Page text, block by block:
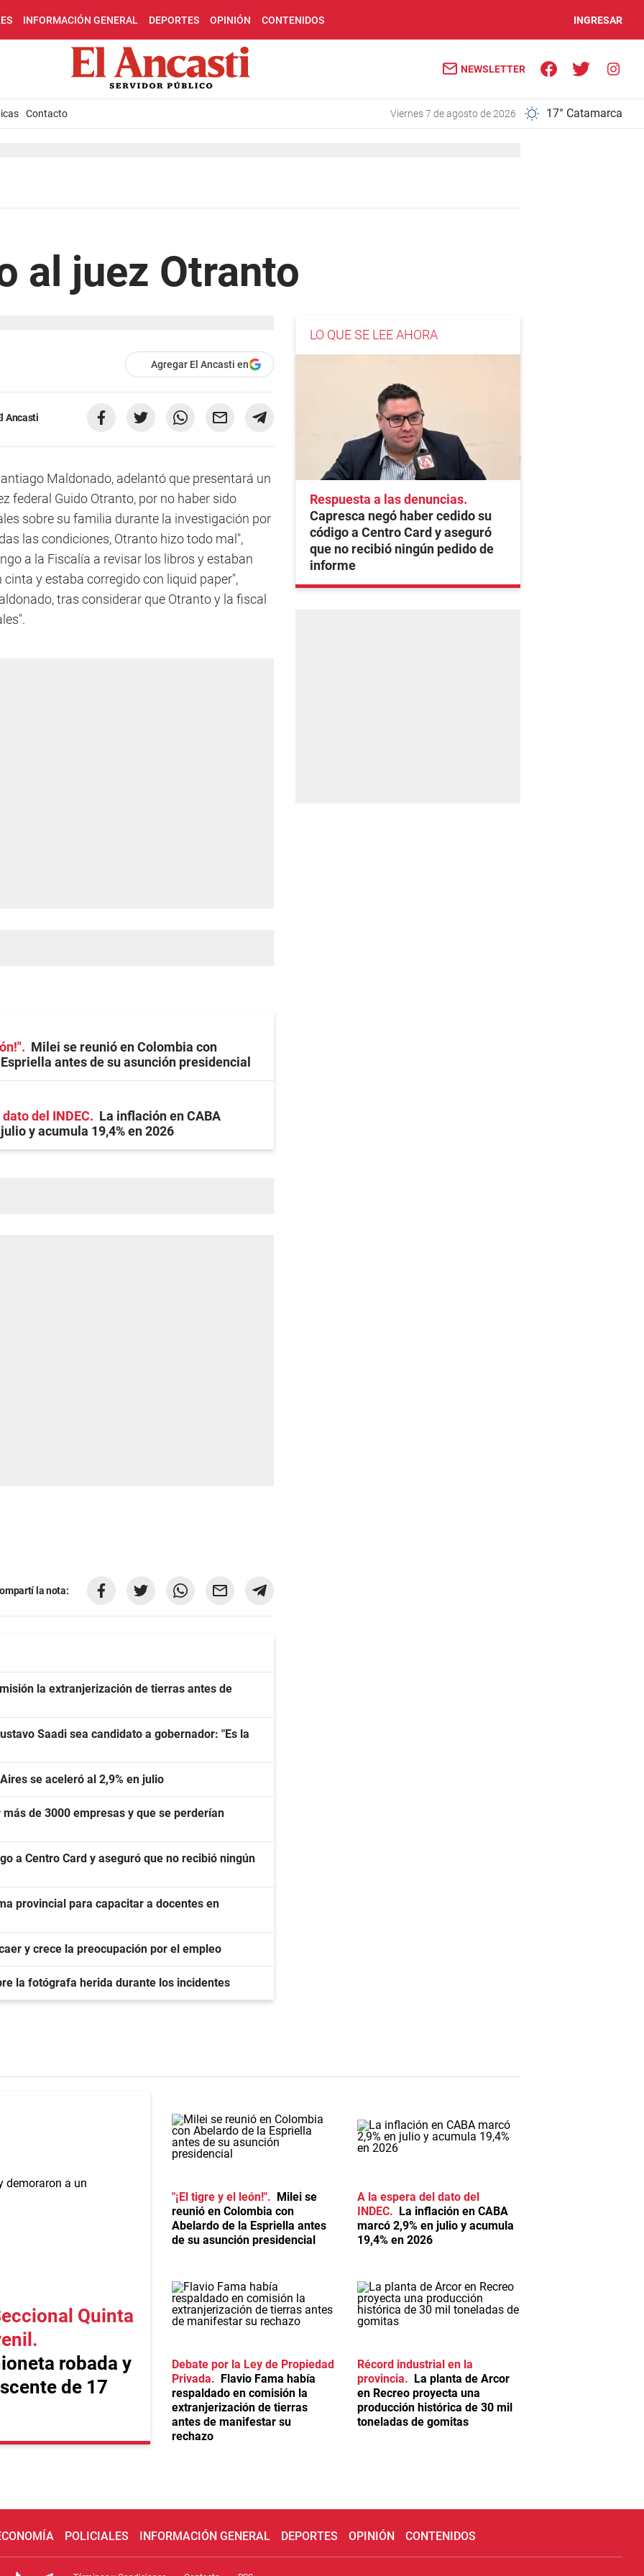
INFORMACIÓN GENERAL DEPORTES OPINIÓN CONTENIDOS INGRESAR
NEWSLETTER
Contacto viernes 7 de agosto de 2026 17° Catamarca
al juez Otranto
Agregar El Ancasti en
Ancasti
Maldonado, adelantó que presentará un
federal Guido Otranto, por no haber sido
sobre su familia durante la investigación por
las condiciones, Otranto hizo todo mal",
a la Fiscalía a revisar los libros y estaban
y estaba corregido con liquid paper",
tras considerar que Otranto y la fiscal
Milei se reunió en Colombia con
antes de su asunción presidencial
del INDEC
La inflación en CABA
y acumula 19,4% en 2026
la nota:
la extranjerización de tierras antes de
Saadi sea candidato a gobernador: "Es la
se aceleró al 2,9% en julio
de 3000 empresas y que se perderían
a Centro Card y aseguró que no recibió ningún
provincial para capacitar a docentes en
y crece la preocupación por el empleo
la fotógrafa herida durante los incidentes
LO QUE SE LEE AHORA
Respuesta a las denuncias
Capresca negó haber cedido su
código a Centro Card y aseguró
que no recibió ningún pedido de
informe
Quinta
robada y
de 17
"¡El tigre y el león!"
Milei se
reunió en Colombia con
Abelardo de la Espriella antes
de su asunción presidencial
A la espera del dato del
INDEC
La inflación en CABA
marcó 2,9% en julio y acumula
19,4% en 2026
Debate por la Ley de Propiedad
Privada
Flavio Fama había
respaldado en comisión la
extranjerización de tierras
antes de manifestar su
rechazo
Récord industrial en la
provincia
La planta de Arcor
en Recreo proyecta una
producción histórica de 30 mil
toneladas de gomitas
POLICIALES INFORMACIÓN GENERAL DEPORTES OPINIÓN CONTENIDOS